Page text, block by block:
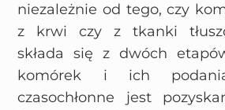
niezależnie od tego, czy
z krwi czy z tkanki
składa się z dwóch
komórek i ich
czasochłonne jest